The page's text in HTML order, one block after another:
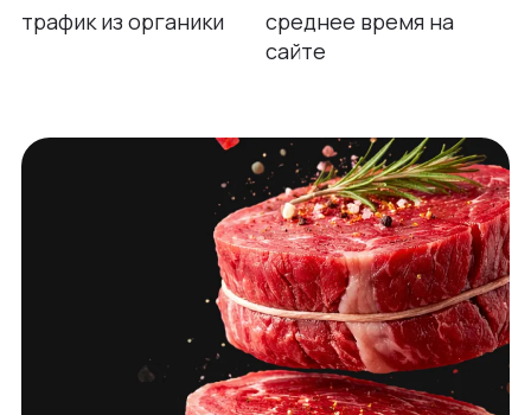
трафик из органики
среднее время на
сайте